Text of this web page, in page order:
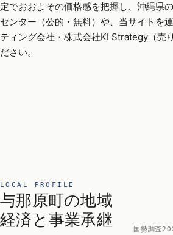
定でおおよその価格感を把握し、沖縄県
センター（公的・無料）や、当サイトを
ティング会社・株式会社KI Strategy（売
ださい。
LOCAL PROFILE
与那原町の地域
経済と事業承継
国勢調査